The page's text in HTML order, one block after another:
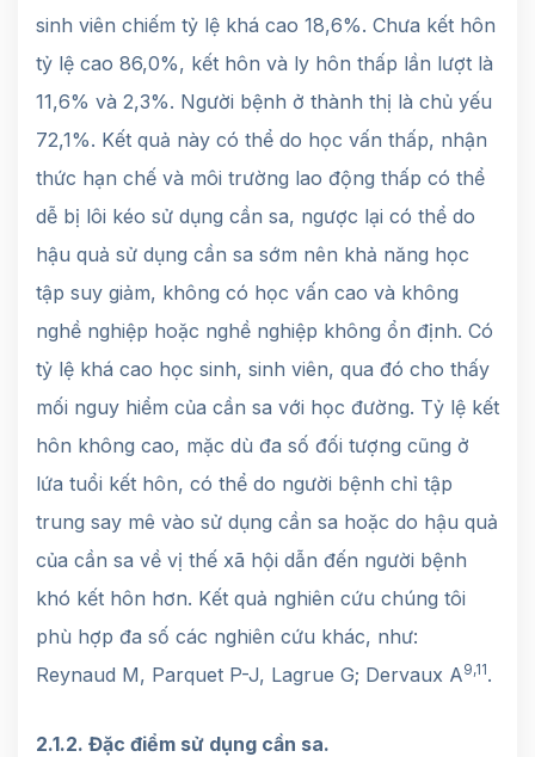
sinh viên chiếm tỷ lệ khá cao 18,6%. Chưa kết hôn
tỷ lệ cao 86,0%, kết hôn và ly hôn thấp lần lượt là
11,6% và 2,3%. Người bệnh ở thành thị là chủ yếu
72,1%. Kết quả này có thể do học vấn thấp, nhận
thức hạn chế và môi trường lao động thấp có thể
dễ bị lôi kéo sử dụng cần sa, ngược lại có thể do
hậu quả sử dụng cần sa sớm nên khả năng học
tập suy giảm, không có học vấn cao và không
nghề nghiệp hoặc nghề nghiệp không ổn định. Có
tỷ lệ khá cao học sinh, sinh viên, qua đó cho thấy
mối nguy hiểm của cần sa với học đường. Tỷ lệ kết
hôn không cao, mặc dù đa số đối tượng cũng ở
lứa tuổi kết hôn, có thể do người bệnh chỉ tập
trung say mê vào sử dụng cần sa hoặc do hậu quả
của cần sa về vị thế xã hội dẫn đến người bệnh
khó kết hôn hơn. Kết quả nghiên cứu chúng tôi
phù hợp đa số các nghiên cứu khác, như:
Reynaud M, Parquet P-J, Lagrue G; Dervaux A9,11.
2.1.2. Đặc điểm sử dụng cần sa.